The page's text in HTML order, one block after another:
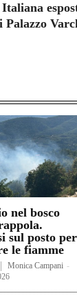
Palazzo
nel bosco
sul posto per
le fiamme
Monica Campani -